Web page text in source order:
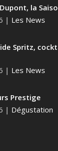
la
| Les News
Spritz,
| Les News
Prestige
| Dégustation